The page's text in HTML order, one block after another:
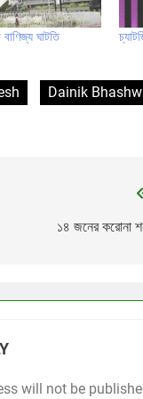
ঘাটতি
Dainik
১৪ জনের করোনা
will not be